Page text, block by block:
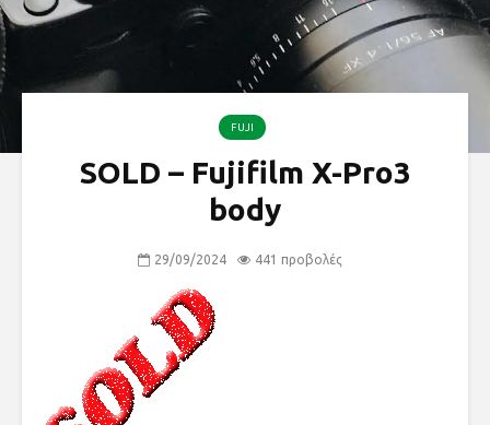
FUJI
SOLD – Fujifilm X-Pro3
body
29/09/2024 441 προβολές